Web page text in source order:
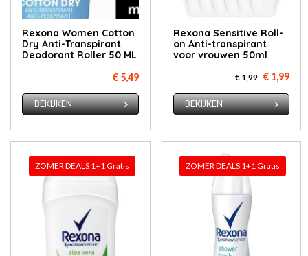
Rexona Women Cotton
Dry Anti-Transpirant
Deodorant Roller 50 ML
€ 5,49
BEKIJKEN
Rexona Sensitive Roll-
on Anti-transpirant
voor vrouwen 50ml
€ 1,99 € 1,99
BEKIJKEN
ZOMER DEALS 1+1 Gratis ZOMER DEALS 1+1 Gratis